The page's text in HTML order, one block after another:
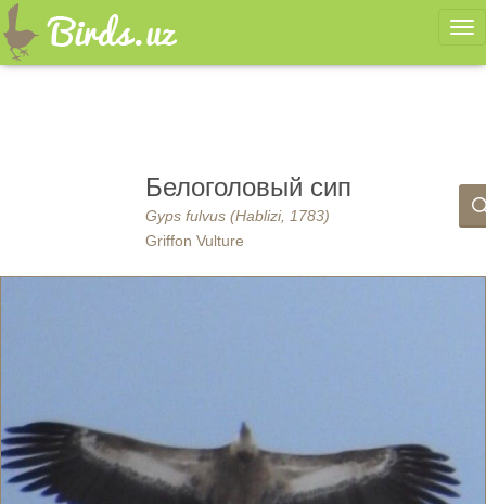
Белоголовый сип
Gyps fulvus (Hablizi, 1783)
Griffon Vulture